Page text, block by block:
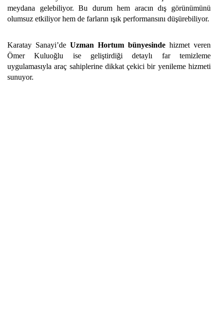
meydana gelebiliyor. Bu durum hem aracın dış görünümünü
olumsuz etkiliyor hem de farların ışık performansını düşürebiliyor.
Karatay Sanayi’de Uzman Hortum bünyesinde hizmet veren
Ömer Kuluoğlu ise geliştirdiği detaylı far temizleme
uygulamasıyla araç sahiplerine dikkat çekici bir yenileme hizmeti
sunuyor.